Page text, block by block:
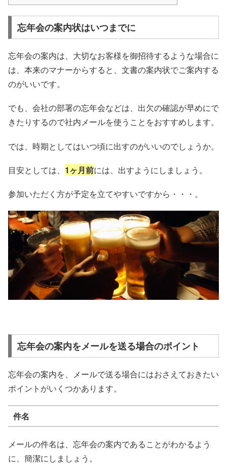
忘年会の案内状はいつまでに
忘年会の案内は、大切なお客様を御招待するような場合に
は、本来のマナーからすると、文書の案内状でご案内する
のがいいです。
でも、会社の部署の忘年会などは、出欠の確認が早めにで
きたりするので社内メールを使うことをおすすめします。
では、時期としてはいつ頃に出すのがいいのでしょうか。
目安としては、 1ヶ月前には、出すようにしましょう。
参加いただく方が予定を立てやすいですから・・・。
忘年会の案内をメールを送る場合のポイント
忘年会の案内を、メールで送る場合にはおさえておきたい
ポイントがいくつかあります。
件名
メールの件名は、忘年会の案内であることがわかるよう
に、簡潔にしましょう。